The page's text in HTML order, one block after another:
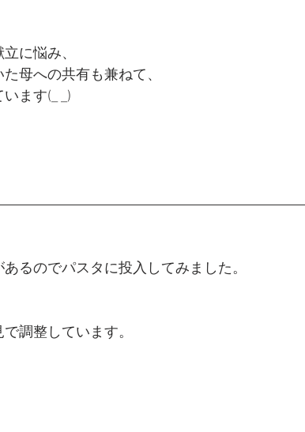
に悩み、
母への共有も兼ねて、
ます(_ _)
るのでパスタに投入してみました。
調整しています。